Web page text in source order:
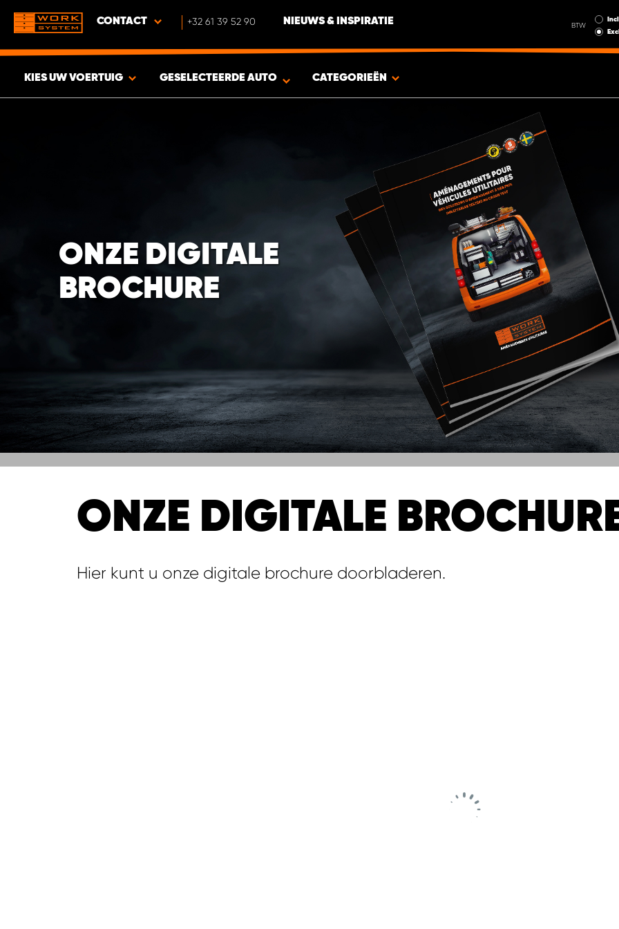
CONTACT +32 61 39 52 90 NIEUWS & INSPIRATIE BTW
KIES UW VOERTUIG GESELECTEERDE AUTO CATEGORIEËN
ONZE DIGITALE
BROCHURE
ONZE DIGITALE
Hier kunt u onze digitale brochure doorbladeren.